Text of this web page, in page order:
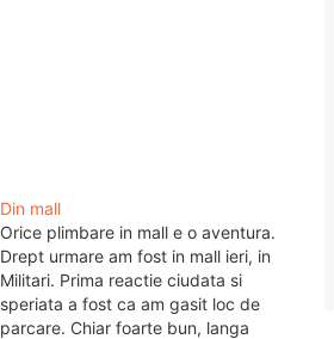
Din mall
Orice plimbare in mall e o aventura.
Drept urmare am fost in mall ieri, in
Militari. Prima reactie ciudata si
speriata a fost ca am gasit loc de
parcare. Chiar foarte bun, langa